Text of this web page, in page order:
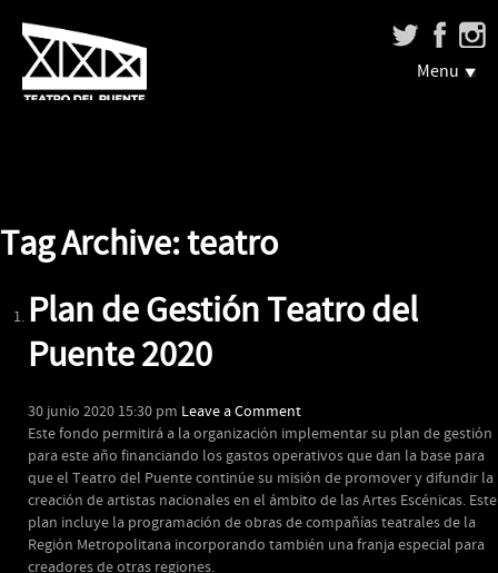
Menu
Tag Archive: teatro
Plan de Gestión Teatro del
Puente 2020
30 junio 2020 15:30 pm Leave a Comment
Este fondo permitirá a la organización implementar su plan de gestión
para este año financiando los gastos operativos que dan la base para
que el Teatro del Puente continúe su misión de promover y difundir la
creación de artistas nacionales en el ámbito de las Artes Escénicas. Este
plan incluye la programación de obras de compañías teatrales de la
Región Metropolitana incorporando también una franja especial para
creadores de otras regiones.